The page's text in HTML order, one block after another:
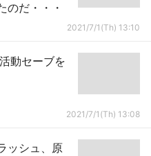
のだ・・・
2021/7/1(Th) 13:10
動セーブを
2021/7/1(Th) 13:08
ッシュ、原